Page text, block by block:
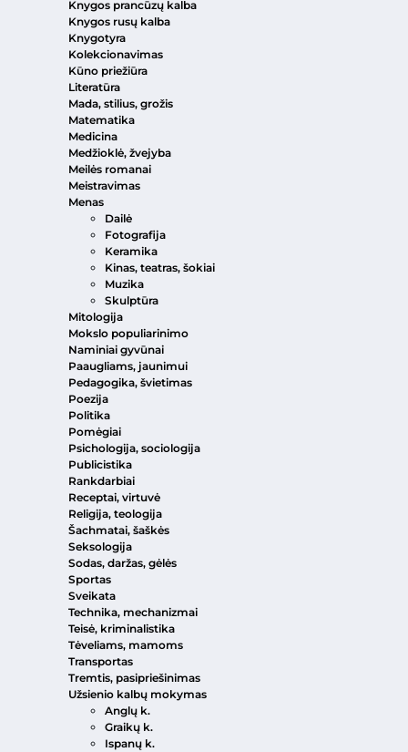
Knygos prancūzų kalba
Knygos rusų kalba
Knygotyra
Kolekcionavimas
Kūno priežiūra
Literatūra
Mada, stilius, grožis
Matematika
Medicina
Medžioklė, žvejyba
Meilės romanai
Meistravimas
Menas
Dailė
Fotografija
Keramika
Kinas, teatras, šokiai
Muzika
Skulptūra
Mitologija
Mokslo populiarinimo
Naminiai gyvūnai
Paaugliams, jaunimui
Pedagogika, švietimas
Poezija
Politika
Pomėgiai
Psichologija, sociologija
Publicistika
Rankdarbiai
Receptai, virtuvė
Religija, teologija
Šachmatai, šaškės
Seksologija
Sodas, daržas, gėlės
Sportas
Sveikata
Technika, mechanizmai
Teisė, kriminalistika
Tėveliams, mamoms
Transportas
Tremtis, pasipriešinimas
Užsienio kalbų mokymas
Anglų k.
Graikų k.
Ispanų k.